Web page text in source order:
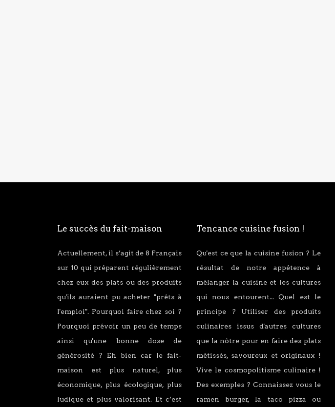
Le succès du fait-maison
Actuellement, il s’agit de 8 Français
sur 10 qui préparent régulièrement
chez eux des plats ou des produits
qu'ils auraient pu acheter "prêts à
l'emploi". Pourquoi faire chez soi ?
Pourquoi prévoir un peu de temps
ainsi qu'une bonne dose de
générosité ? Eh bien car le fait-
maison est plus naturel, plus
économique, plus écologique, plus
ludique et plus valorisant. Et c’est
Tencance cuisine fusion !
Qu'est ce que la cuisine fusion ? Le
résultat de notre appétence à
mélanger la cuisine et les cultures
qui nous entourent... Quel est le
principe ? Utiliser des produits
culinaires issus d'autres cultures
que la nôtre pour en faire des plats
métissés, savoureux et originaux !
Vive le cosmopolitisme culinaire !
Des exemples ? Connaissez vous le
ramen burger, la taco pizza ou